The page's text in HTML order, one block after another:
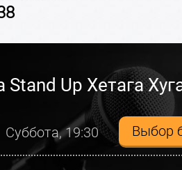
Up Хетага
Суббота, 19:30 Выбор